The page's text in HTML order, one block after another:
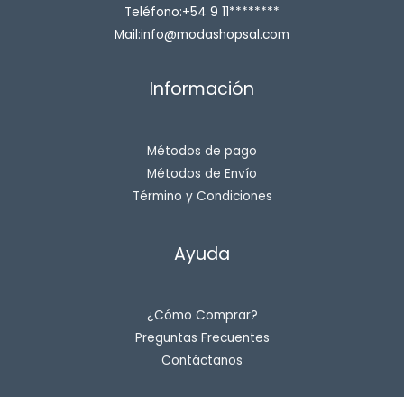
Teléfono:+54 9 11********
Mail:info@modashopsal.com
Información
Métodos de pago
Métodos de Envío
Término y Condiciones
Ayuda
¿Cómo Comprar?
Preguntas Frecuentes
Contáctanos